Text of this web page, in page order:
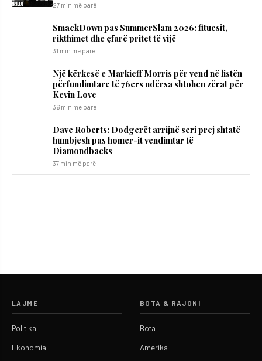
27 min më parë
SmackDown pas SummerSlam 2026: fituesit,
rikthimet dhe çfarë pritet të vijë
31 min më parë
Një kërkesë e Markieff Morris për vend në listën
përfundimtare të 76ers ndërsa shtohen zërat për
Kevin Love
36 min më parë
Dave Roberts: Dodgerët arrijnë seri prej shtatë
humbjesh pas homer-it vendimtar të
Diamondbacks
37 min më parë
LAJME
Politika
Ekonomia
BOTA & RAJONI
Bota
Amerika